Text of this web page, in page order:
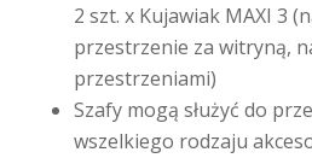
2 szt. x Kujawiak MAXI 3
przestrzenie za witryną,
przestrzeniami)
Szafy mogą służyć do
wszelkiego rodzaju